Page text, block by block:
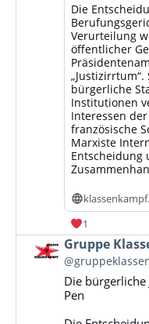
Die
Verurteilung
öffentlicher
bürgerliche
Institutionen
Interessen
französische
Marxiste
Entscheidung
1
Beitrag
von
Gruppe
Klassenkampf
Gruppe
Die
Pen